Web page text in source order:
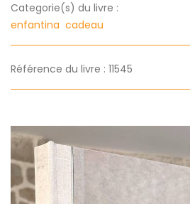
Categorie(s) du livre :
enfantina cadeau
Référence du livre : 11545